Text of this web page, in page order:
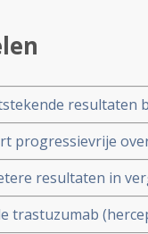
resultaten
progressievrije
met
resultaten in
en/of
trastuzumab